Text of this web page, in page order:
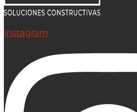
Instagram